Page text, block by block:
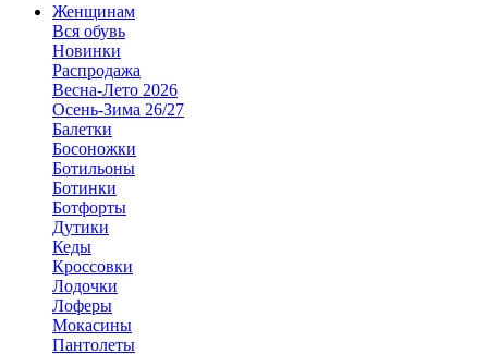
Женщинам
Вся обувь
Новинки
Распродажа
Весна-Лето 2026
Осень-Зима 26/27
Балетки
Босоножки
Ботильоны
Ботинки
Ботфорты
Дутики
Кеды
Кроссовки
Лодочки
Лоферы
Мокасины
Пантолеты